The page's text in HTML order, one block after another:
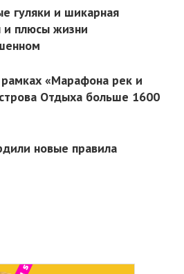
гуляки и шикарная
и плюсы жизни
«Марафона рек и
Отдыха больше 1600
новые правила